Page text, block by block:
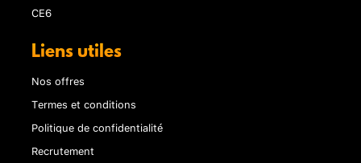
CE6
Liens utiles
Nos offres
Termes et conditions
Politique de confidentialité
Recrutement